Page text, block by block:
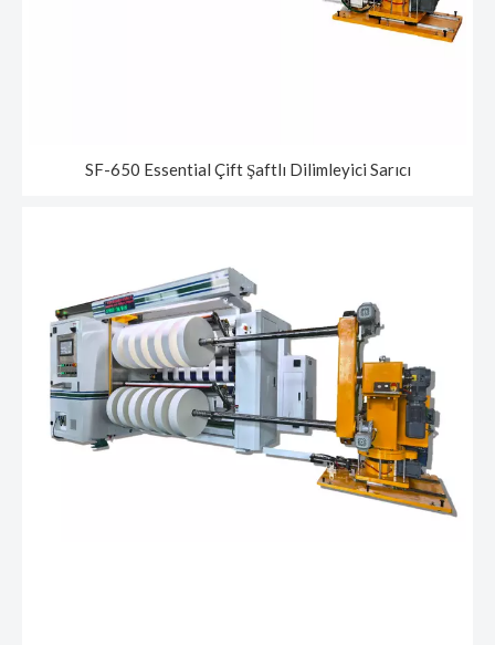
SF-650 Essential Çift Şaftlı Dilimleyici Sarıcı